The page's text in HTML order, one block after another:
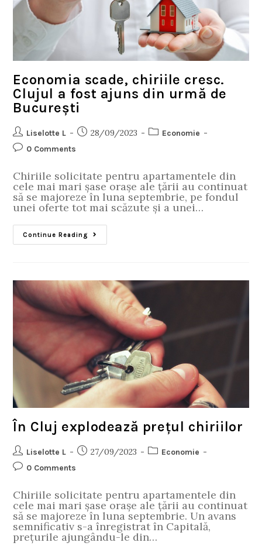
Economia scade, chiriile cresc.
Clujul a fost ajuns din urmă de
București
Liselotte L 28/09/2023
Economie
0 Comments
Chiriile solicitate pentru apartamentele din
cele mai mari șase orașe ale țării au continuat
să se majoreze în luna septembrie, pe fondul
unei oferte tot mai scăzute și a unei…
Continue Reading
În Cluj explodează prețul chiriilor
Liselotte L 27/09/2023
Economie
0 Comments
Chiriile solicitate pentru apartamentele din
cele mai mari șase orașe ale țării au continuat
să se majoreze în luna septembrie. Un avans
semnificativ s-a înregistrat în Capitală,
prețurile ajungându-le din…